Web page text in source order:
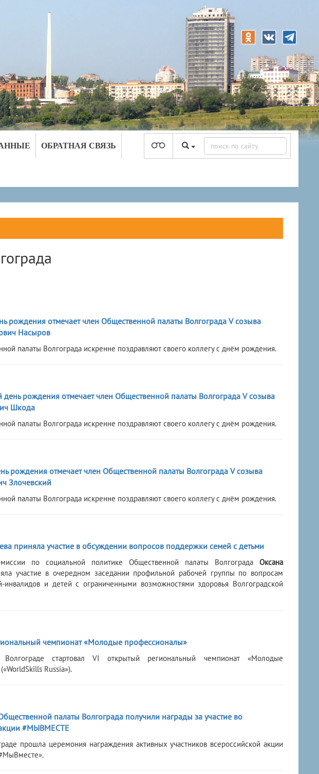
ОБРАТНАЯ СВЯЗЬ
рождения отмечает член Общественной палаты Волгограда V созыва
Насыров
палаты Волгограда искренне поздравляют своего коллегу с днём рождения.
день рождения отмечает член Общественной палаты Волгограда V созыва
Шкода
палаты Волгограда искренне поздравляют своего коллегу с днём рождения.
рождения отмечает член Общественной палаты Волгограда V созыва
Злочевский
палаты Волгограда искренне поздравляют своего коллегу с днём рождения.
приняла участие в обсуждении вопросов поддержки семей с детьми
по социальной политике Общественной палаты Волгограда Оксана
участие в очередном заседании профильной рабочей группы по вопросам
инвалидов и детей с ограниченными возможностями здоровья Волгоградской
чемпионат «Молодые профессионалы»
стартовал VI открытый региональный чемпионат «Молодые
Russia»).
палаты Волгограда получили награды за участие во
акции #МЫВМЕСТЕ
прошла церемония награждения активных участников всероссийской акции